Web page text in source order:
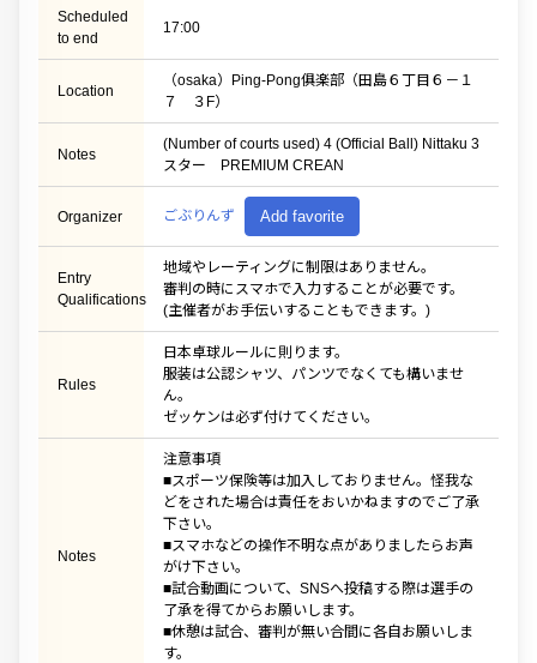
Scheduled
to end
17:00
Location
（osaka）Ping-Pong俱楽部（田島６丁目６－１
７ ３F）
Notes
(Number of courts used) 4 (Official Ball) Nittaku 3
スター PREMIUM CREAN
Organizer ごぶりんず Add favorite
Entry
Qualifications
地域やレーティングに制限はありません。
審判の時にスマホで入力することが必要です。
(主催者がお手伝いすることもできます。)
Rules
日本卓球ルールに則ります。
服装は公認シャツ、パンツでなくても構いませ
ん。
ゼッケンは必ず付けてください。
Notes
注意事項
■スポーツ保険等は加入しておりません。怪我な
どをされた場合は責任をおいかねますのでご了承
下さい。
■スマホなどの操作不明な点がありましたらお声
がけ下さい。
■試合動画について、SNSへ投稿する際は選手の
了承を得てからお願いします。
■休憩は試合、審判が無い合間に各自お願いしま
す。